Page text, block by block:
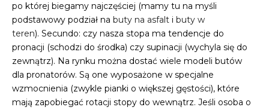
po której biegamy najczęściej (mamy tu na myśli
podstawowy podział na buty na asfalt i buty w
teren). Secundo: czy nasza stopa ma tendencje do
pronacji (schodzi do środka) czy supinacji (wychyla się do
zewnątrz). Na rynku można dostać wiele modeli butów
dla pronatorów. Są one wyposażone w specjalne
wzmocnienia (zwykle pianki o większej gęstości), które
mają zapobiegać rotacji stopy do wewnątrz. Jeśli osoba o